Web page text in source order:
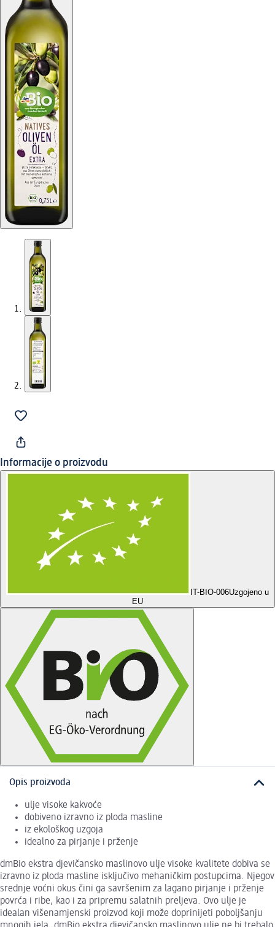
Informacije o proizvodu
IT-BIO-006Uzgojeno u
EU
Opis proizvoda
ulje visoke kakvoće
dobiveno izravno iz ploda masline
iz ekološkog uzgoja
idealno za pirjanje i prženje
dmBio ekstra djevičansko maslinovo ulje visoke kvalitete dobiva se
izravno iz ploda masline isključivo mehaničkim postupcima. Njegov
srednje voćni okus čini ga savršenim za lagano pirjanje i prženje
povrća i ribe, kao i za pripremu salatnih preljeva. Ovo ulje je
idealan višenamjenski proizvod koji može doprinijeti poboljšanju